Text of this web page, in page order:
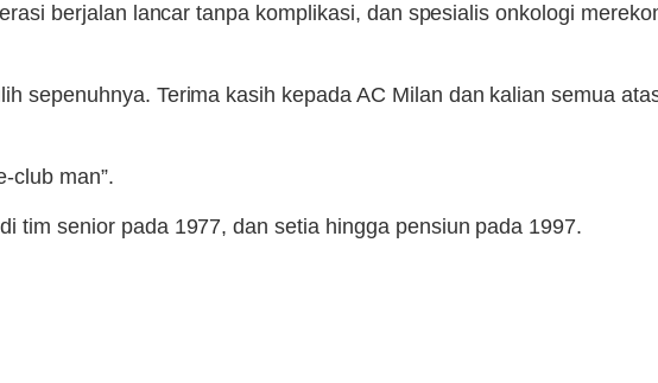
berjalan lancar tanpa komplikasi, dan spesialis onkologi
sepenuhnya. Terima kasih kepada AC Milan dan kalian semua
club man”.
tim senior pada 1977, dan setia hingga pensiun pada 1997.